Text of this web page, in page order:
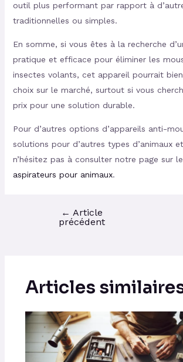
outil plus performant par rapport à
traditionnelles ou simples.
En somme, si vous êtes à la recherche
pratique et efficace pour éliminer les
insectes volants, cet appareil pourrait
choix sur le marché, surtout si vous
prix pour une solution durable.
Pour d’autres options d’appareils anti-
solutions pour d’autres types d’animaux
n’hésitez pas à consulter notre page sur
aspirateurs pour animaux.
← Article
précédent
Articles